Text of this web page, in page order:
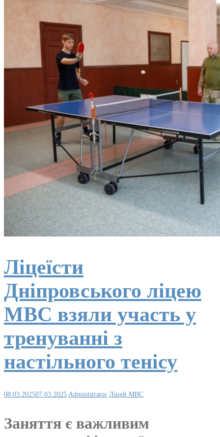
Ліцеїсти
Дніпровського ліцею
МВС взяли участь у
тренуванні з
настільного тенісу
08.03.202507.03.2025 Administrator Ліцей МВС
Заняття є важливим